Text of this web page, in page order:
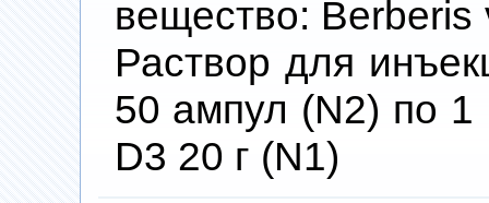
вещество:
Раствор для
50 ампул (N2) по
D3 20 г (N1)